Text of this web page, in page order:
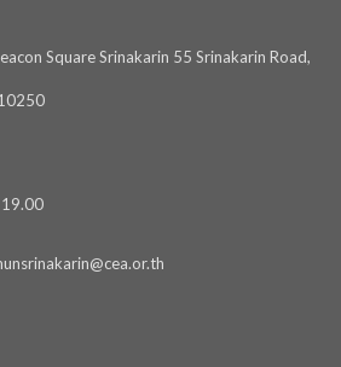
Square Srinakarin 55 Srinakarin Road,